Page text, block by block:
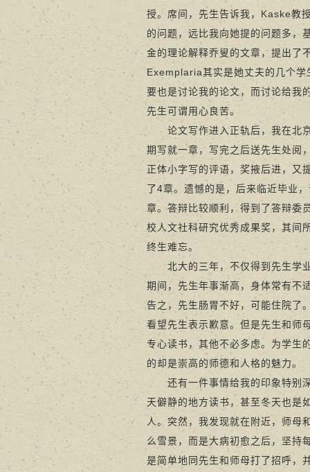
授。席间，先生告诉我，Kaske教
的问题，远比我向她提的问题多，
金的理论解释乔叟的文章，提出了
Exemplaria其实是她丈夫的几个
要也是讨论我的论文，而讨论给我
先生可谓用心良苦。
论文写作进入正轨后，我在北京
期写就一章，写完之后送先生处阅
正体小字写的评语，奖掖后进，又
了4章。遗憾的是，后来临近毕业
章。答辩比较顺利，得到了答辩委
校人文社科研究优秀成果奖，其间
终生难忘。
北大的三年，不仅得到先生学业
期间，先生年事渐高，身体常有不
告之，先生肠胃不好，可能住院了
看望先生表示歉意。但是先生和师
专心读书，其他不必多虑。为学生
的却是崇高的师德和人格的魅力。
还有一件事情给我的印象特别深
天僻静的地方读书，甚至冬天也是
人。突然，我发现就在附近，师母
么雪景，而是大病初愈之后，坚持
是简单地同先生和师母打了招呼，